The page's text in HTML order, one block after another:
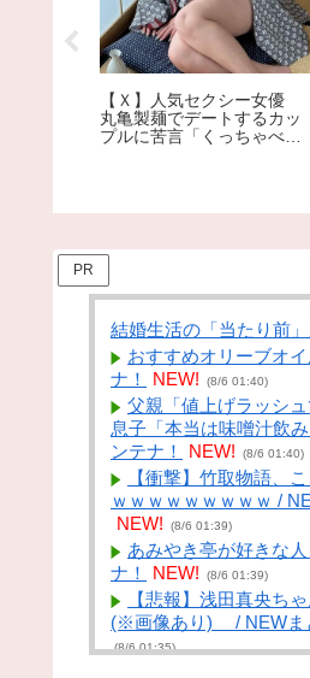
【Ｘ】人気セクシー女優
丸亀製麺でデートするカッ
プルに苦言「くっちゃべる
PR
結婚生活の「当たり前
おすすめオリーブオ
ナ！
NEW! (8/6 01:40)
父親「値上げラッシ
息子「本当は味噌汁飲
ンテナ！
NEW! (8/6 01:40)
【衝撃】竹取物語、
ｗｗｗｗｗｗｗｗｗ /
NEW!
(8/6 01:39)
あみやき亭が好きな
ナ！
NEW! (8/6 01:39)
【悲報】浅田真央ち
(※画像あり) / NEWま
(8/6 01:35)